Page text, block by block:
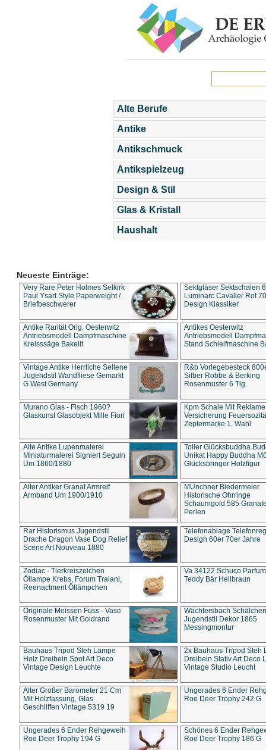
Alte Berufe
Antike
Antikschmuck
Antikspielzeug
Design & Stil
Glas & Kristall
Haushalt
Neueste Einträge:
Very Rare Peter Holmes Selkirk
Paul Ysart Style Paperweight /
Briefbeschwerer
Sektgläser Sektschalen
Luminarc Cavalier Rot
Design Klassiker
Antike Rarität Orig. Oesterwitz
Antriebsmodell Dampfmaschine
Kreisssäge Bakelit
Antikes Oesterwitz
Antriebsmodell
Stand Schleifmaschine
Vintage Antike Herrliche Seltene
Jugendstil Wandfliese Gemarkt
G West Germany
R&b Vorlegebesteck
Silber Robbe & Berking
Rosenmuster 6 Tlg.
Murano Glas - Fisch 1960?
Glaskunst Glasobjekt Mille Fiori
Kpm Schale Mit Reklame
Versicherung
Zeptermarke 1. Wahl
Alte Antike Lupenmalerei
Miniaturmalerei Signiert Seguin
Um 1860/1880
Toller Glücksbuddha
Unikat Happy Buddha
Glücksbringer Holzfigur
Alter Antiker Granat Armreif
Armband Um 1900/1910
MÜnchner Biedermeier
Historische Ohrringe
Schaumgold 585
Perlen
Rar Historismus Jugendstil
Drache Dragon Vase Dog Relief
Scene Art Nouveau 1880
Telefonablage
Design 60er 70er Jahre
Zodiac - Tierkreiszeichen
Öllampe Krebs, Forum Traiani,
Reenactment Öllämpchen
Va 34122 Schuco
Teddy Bär Hellbraun
Originale Meissen Fuss - Vase
Rosenmuster Mit Goldrand
Wächtersbach Schälchen
Jugendstil Dekor 1865
Messingmontur
Bauhaus Tripod Steh Lampe
Holz Dreibein Spot Art Deco
Vintage Design Leuchte
2x Bauhaus Tripod Steh
Dreibein Stativ Art Deco
Vintage Studio Leucht
Alter Großer Barometer 21 Cm
Mit Holzfassung, Glas
Geschliffen Vintage 5319 19
Ungerades 6 Ender
Roe Deer Trophy 242 G
Ungerades 6 Ender Rehgeweih
Roe Deer Trophy 194 G
Schönes 6 Ender
Roe Deer Trophy 186 G